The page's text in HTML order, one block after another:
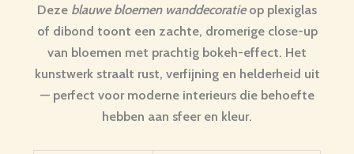
Deze blauwe bloemen wanddecoratieop plexiglas
of dibond toont een zachte, dromerige close-up
van bloemen met prachtig bokeh-effect. Het
kunstwerk straalt rust, verfijning en helderheid uit
— perfect voor moderne interieurs die behoefte
hebben aan sfeer en kleur.